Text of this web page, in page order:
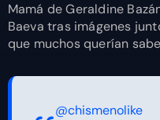
Mamá de Geraldine
Baeva tras imágenes
que muchos querían
@chismenolike